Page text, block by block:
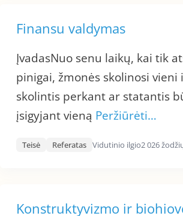
Finansu valdymas
ĮvadasNuo senu laikų, kai tik
pinigai, žmonės skolinosi vieni
skolintis perkant ar statantis
įsigyjant vieną Peržiūrėti…
Teisė Referatas Vidutinio ilgio2 026
Konstruktyvizmo ir